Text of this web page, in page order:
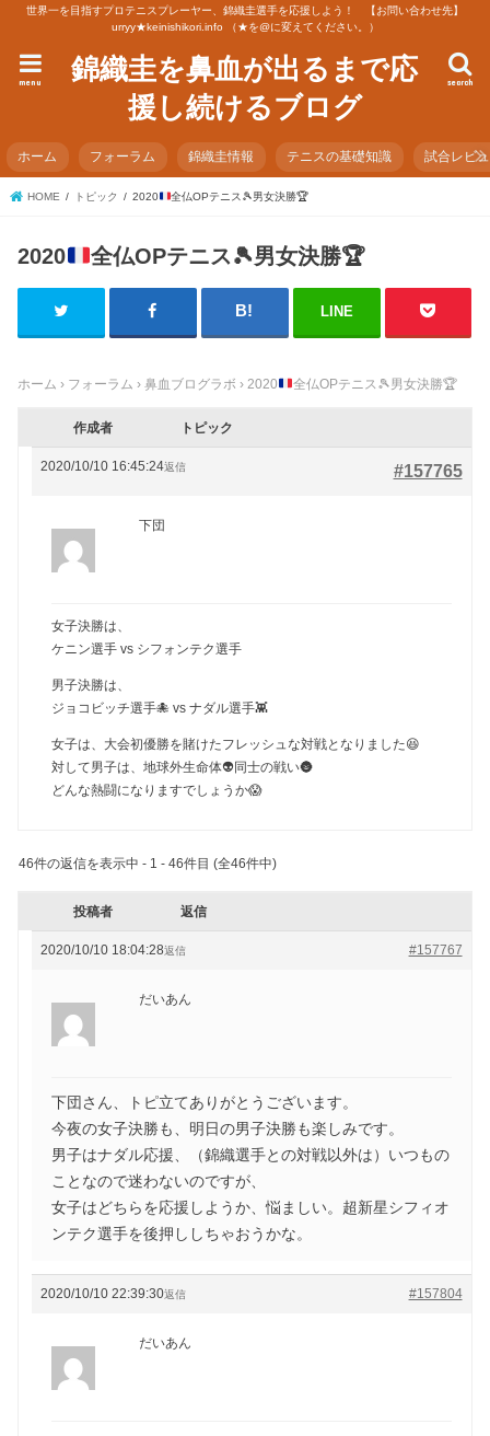
世界一を目指すプロテニスプレーヤー、錦織圭選手を応援しよう！ 【お問い合わせ先】
urryy★keinishikori.info （★を@に変えてください。）
錦織圭を鼻血が出るまで応
援し続けるブログ
search
menu
ホーム フォーラム 錦織圭情報 テニスの基礎知識 試合レビ
HOME トピック 2020 全仏OPテニス🎾男女決勝🏆
2020 全仏OPテニス🎾男女決勝🏆
LINE
ホーム › フォーラム › 鼻血ブログラボ › 2020 全仏OPテニス🎾男女決勝🏆
作成者 トピック
2020/10/10 16:45:24 #157765
返信
下団
女子決勝は、
ケニン選手 vs シフォンテク選手
男子決勝は、
ジョコビッチ選手🐙 vs ナダル選手👾
女子は、大会初優勝を賭けたフレッシュな対戦となりました😆
対して男子は、地球外生命体👽同士の戦い🌚
どんな熱闘になりますでしょうか😱
46件の返信を表示中 - 1 - 46件目 (全46件中)
投稿者 返信
2020/10/10 18:04:28 #157767
返信
だいあん
下団さん、トピ立てありがとうございます。
今夜の女子決勝も、明日の男子決勝も楽しみです。
男子はナダル応援、（錦織選手との対戦以外は）いつもの
ことなので迷わないのですが、
女子はどちらを応援しようか、悩ましい。超新星シフィオ
ンテク選手を後押ししちゃおうかな。
2020/10/10 22:39:30 #157804
返信
だいあん